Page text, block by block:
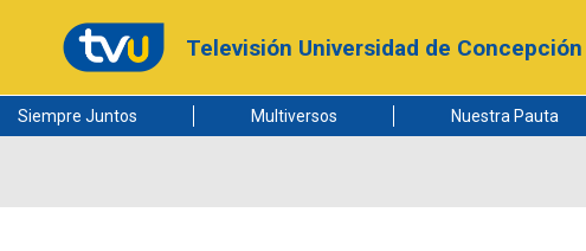
Televisión Universidad de Concepción
Siempre Juntos Multiversos Nuestra Pauta